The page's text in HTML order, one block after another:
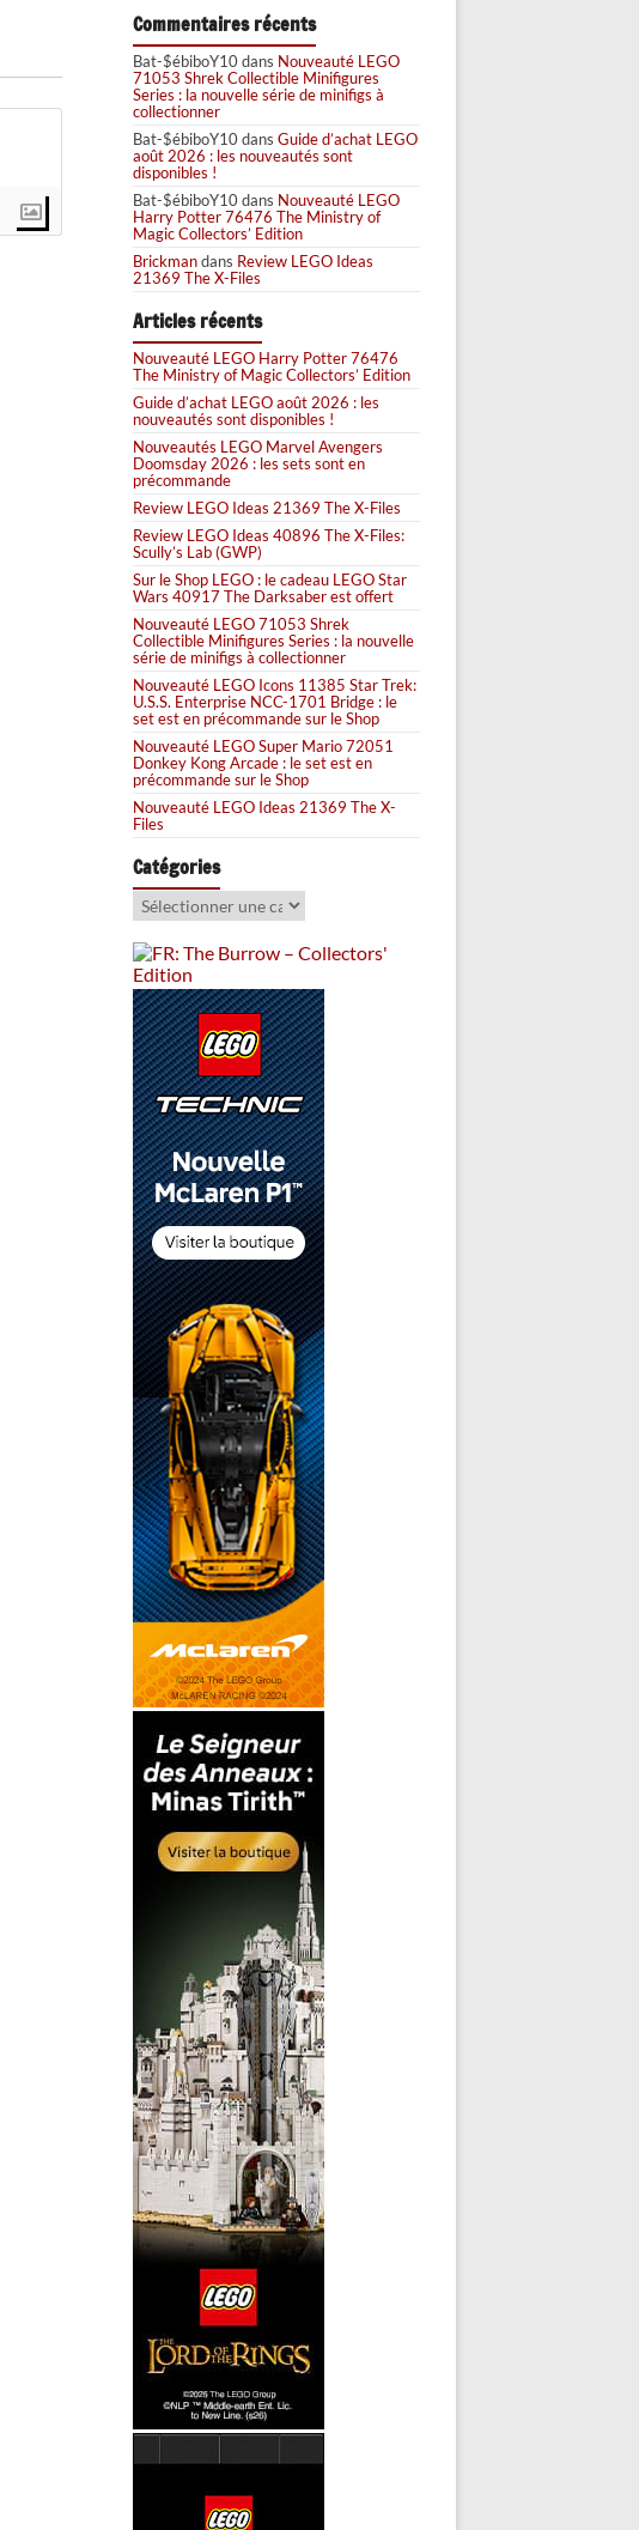
Commentaires récents
Bat-$ébiboY10dans Nouveauté LEGO
71053 Shrek Collectible Minifigures
Series : la nouvelle série de minifigs à
collectionner
Bat-$ébiboY10dans Guide d’achat LEGO
août 2026 : les nouveautés sont
disponibles !
Bat-$ébiboY10dans Nouveauté LEGO
Harry Potter 76476 The Ministry of
Magic Collectors’ Edition
Brickmandans Review LEGO Ideas
21369 The X-Files
Articles récents
Nouveauté LEGO Harry Potter 76476
The Ministry of Magic Collectors’ Edition
Guide d’achat LEGO août 2026 : les
nouveautés sont disponibles !
Nouveautés LEGO Marvel Avengers
Doomsday 2026 : les sets sont en
précommande
Review LEGO Ideas 21369 The X-Files
Review LEGO Ideas 40896 The X-Files:
Scully’s Lab (GWP)
Sur le Shop LEGO : le cadeau LEGO Star
Wars 40917 The Darksaber est offert
Nouveauté LEGO 71053 Shrek
Collectible Minifigures Series : la nouvelle
série de minifigs à collectionner
Nouveauté LEGO Icons 11385 Star Trek:
U.S.S. Enterprise NCC-1701 Bridge : le
set est en précommande sur le Shop
Nouveauté LEGO Super Mario 72051
Donkey Kong Arcade : le set est en
précommande sur le Shop
Nouveauté LEGO Ideas 21369 The X-
Files
Catégories
Catégories